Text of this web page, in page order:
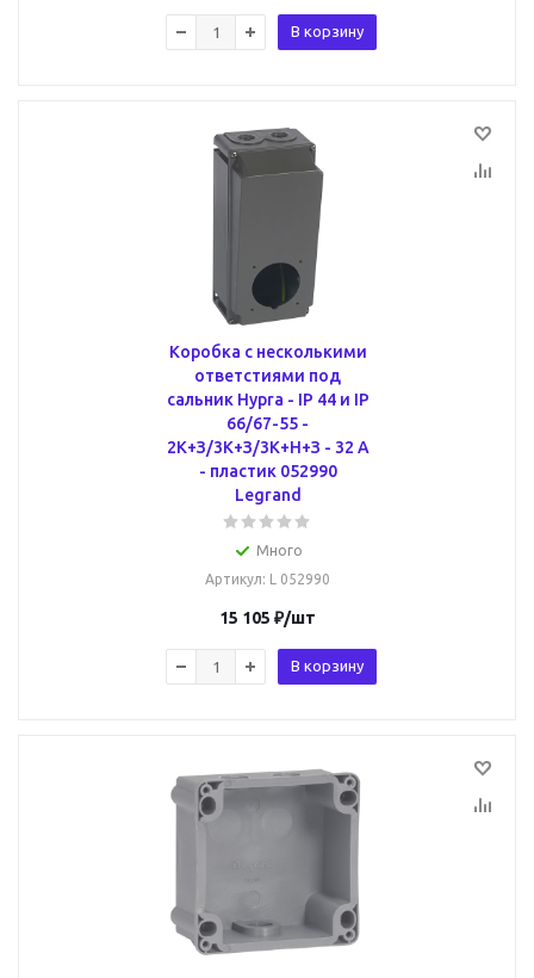
В корзину
Коробка с несколькими
ответстиями под
сальник Hypra - IP 44 и IP
66/67-55 -
2К+З/3К+З/3К+Н+З - 32 А
- пластик 052990
Legrand
Много
Артикул: L 052990
15 105 ₽/шт
В корзину